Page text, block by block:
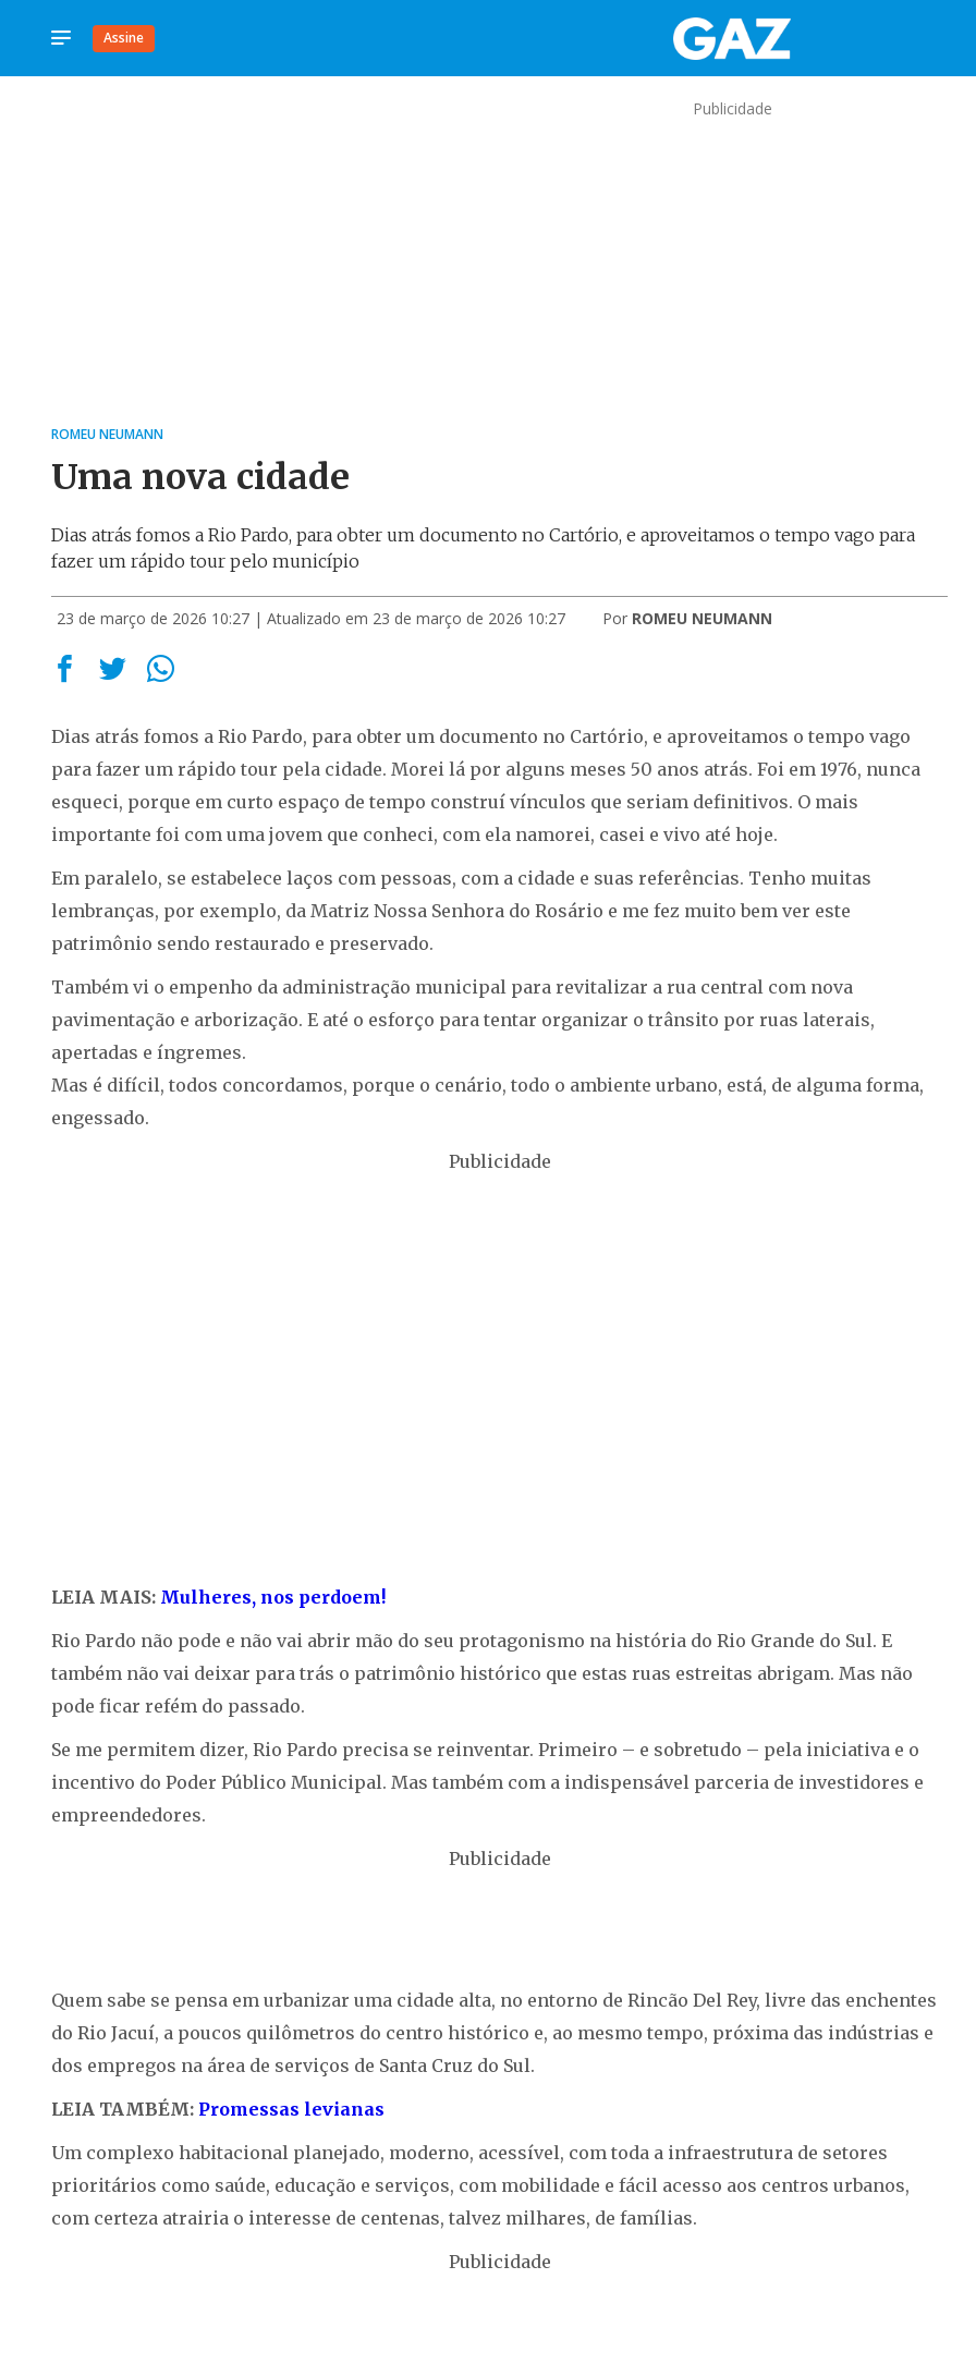
Assine
Publicidade
ROMEU NEUMANN
Uma nova cidade
Dias atrás fomos a Rio Pardo, para obter um documento no Cartório, e aproveitamos o tempo vago para
fazer um rápido tour pelo município
23 de março de 2026 10:27 | Atualizado em 23 de março de 2026 10:27 Por ROMEU NEUMANN
Dias atrás fomos a Rio Pardo, para obter um documento no Cartório, e aproveitamos o tempo vago
para fazer um rápido tour pela cidade. Morei lá por alguns meses 50 anos atrás. Foi em 1976, nunca
esqueci, porque em curto espaço de tempo construí vínculos que seriam definitivos. O mais
importante foi com uma jovem que conheci, com ela namorei, casei e vivo até hoje.
Em paralelo, se estabelece laços com pessoas, com a cidade e suas referências. Tenho muitas
lembranças, por exemplo, da Matriz Nossa Senhora do Rosário e me fez muito bem ver este
patrimônio sendo restaurado e preservado.
Também vi o empenho da administração municipal para revitalizar a rua central com nova
pavimentação e arborização. E até o esforço para tentar organizar o trânsito por ruas laterais,
apertadas e íngremes.
Mas é difícil, todos concordamos, porque o cenário, todo o ambiente urbano, está, de alguma forma,
engessado.
Publicidade
LEIA MAIS: Mulheres, nos perdoem!
Rio Pardo não pode e não vai abrir mão do seu protagonismo na história do Rio Grande do Sul. E
também não vai deixar para trás o patrimônio histórico que estas ruas estreitas abrigam. Mas não
pode ficar refém do passado.
Se me permitem dizer, Rio Pardo precisa se reinventar. Primeiro – e sobretudo – pela iniciativa e o
incentivo do Poder Público Municipal. Mas também com a indispensável parceria de investidores e
empreendedores.
Publicidade
Quem sabe se pensa em urbanizar uma cidade alta, no entorno de Rincão Del Rey, livre das enchentes
do Rio Jacuí, a poucos quilômetros do centro histórico e, ao mesmo tempo, próxima das indústrias e
dos empregos na área de serviços de Santa Cruz do Sul.
LEIA TAMBÉM: Promessas levianas
Um complexo habitacional planejado, moderno, acessível, com toda a infraestrutura de setores
prioritários como saúde, educação e serviços, com mobilidade e fácil acesso aos centros urbanos,
com certeza atrairia o interesse de centenas, talvez milhares, de famílias.
Publicidade